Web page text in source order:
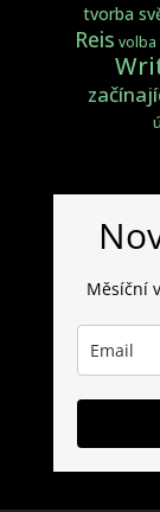
tvorba
Reis volba
Měsíční